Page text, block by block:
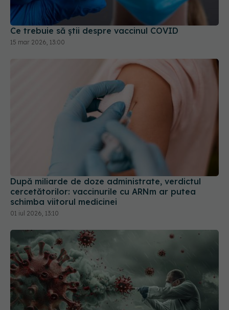
Ce trebuie să știi despre vaccinul COVID
15 mar 2026, 13:00
După miliarde de doze administrate, verdictul
cercetătorilor: vaccinurile cu ARNm ar putea
schimba viitorul medicinei
01 iul 2026, 13:10